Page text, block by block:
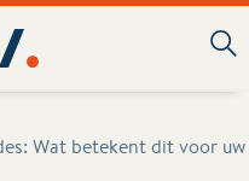
Wat betekent dit voor uw